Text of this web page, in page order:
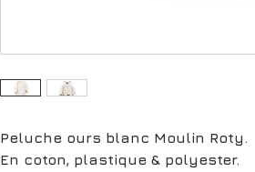
Peluche ours blanc Moulin Roty.
En coton, plastique & polyester.